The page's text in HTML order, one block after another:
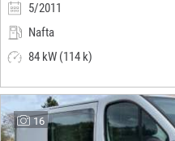
5/2011
Nafta
84 kW (114 k)
16